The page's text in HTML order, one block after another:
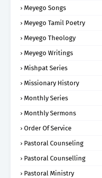
Meyego Songs
Meyego Tamil Poetry
Meyego Theology
Meyego Writings
Mishpat Series
Missionary History
Monthly Series
Monthly Sermons
Order Of Service
Pastoral Counseling
Pastoral Counselling
Pastoral Ministry